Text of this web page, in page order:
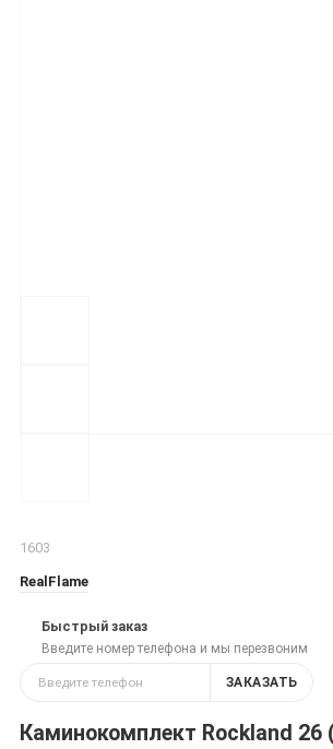
1603
RealFlame
Быстрый заказ
Введите номер телефона и мы перезвоним
ЗАКАЗАТЬ
Каминокомплект Rockland 26